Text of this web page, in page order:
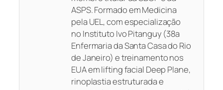
ASPS. Formado em Medicina
pela UEL, com especialização
no Instituto Ivo Pitanguy (38a
Enfermaria da Santa Casa do Rio
de Janeiro) e treinamento nos
EUA em lifting facial Deep Plane,
rinoplastia estruturada e